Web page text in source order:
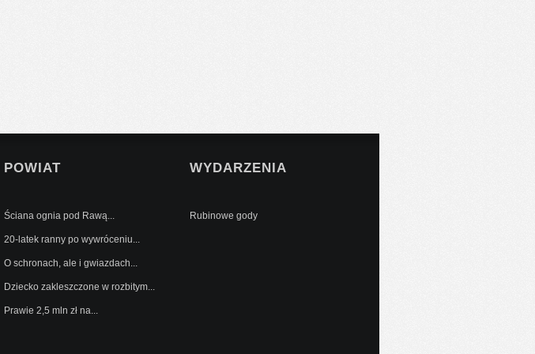
POWIAT
Ściana ognia pod Rawą...
20-latek ranny po wywróceniu...
O schronach, ale i gwiazdach...
Dziecko zakleszczone w rozbitym...
Prawie 2,5 mln zł na...
WYDARZENIA
Rubinowe gody